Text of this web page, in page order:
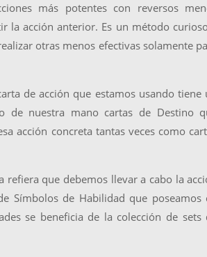
más potentes con reversos
la acción anterior. Es un método
otras menos efectivas solamente
de acción que estamos usando tiene
de nuestra mano cartas de Destino
acción concreta tantas veces como
refiera que debemos llevar a cabo la
Símbolos de Habilidad que poseamos
se beneficia de la colección de sets